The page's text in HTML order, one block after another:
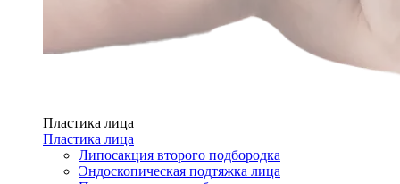
Пластика лица
Пластика лица
Липосакция второго подбородка
Эндоскопическая подтяжка лица